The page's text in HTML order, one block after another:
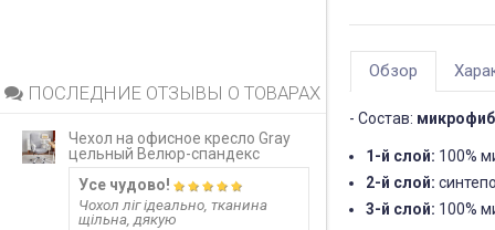
ПОСЛЕДНИЕ ОТЗЫВЫ О ТОВАРАХ
Чехол на офисное кресло Gray
цельный Велюр-спандекс
Усе чудово!
Чохол ліг ідеально, тканина
щільна, дякую
матрас Grey
Запитання
Розмір 180 на
лише 20 см
Обзор
- Состав:
1-й слой: 100%
2-й слой:
3-й слой: 100%